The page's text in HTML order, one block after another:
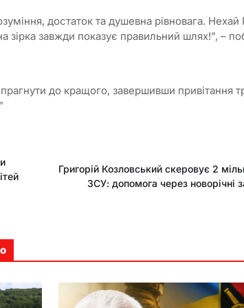
достаток та душевна рівновага. Нехай
зірка завжди показує правильний шлях!”, –
до кращого, завершивши привітання
Григорій Козловський скеровує 2
ЗСУ: допомога через новорічні